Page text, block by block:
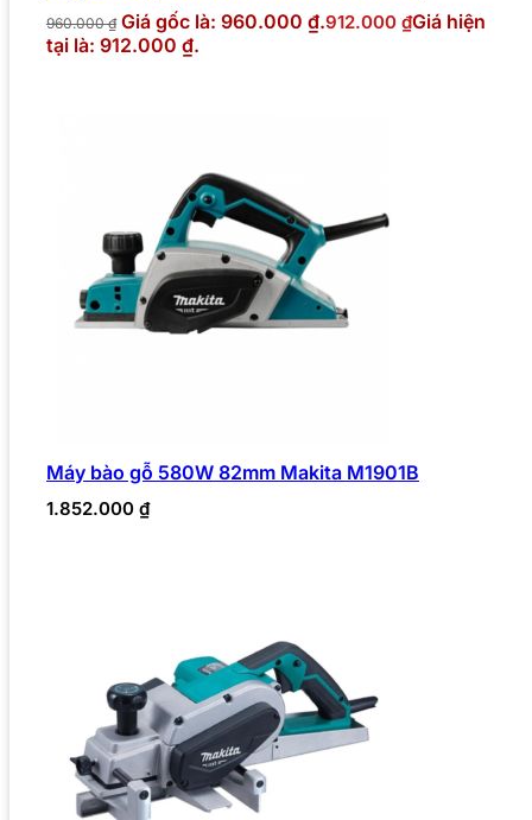
960.000₫ Giá gốc là: 960.000 ₫.912.000 ₫Giá hiện
tại là: 912.000 ₫.
Máy bào gỗ 580W 82mm Makita M1901B
1.852.000 ₫